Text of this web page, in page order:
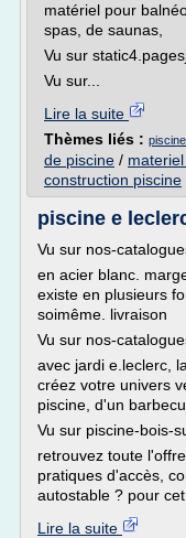
matériel pour
spas, de saunas,
Vu sur
Vu sur...
Lire la suite
Thèmes liés :
de piscine /
construction piscine
piscine e
Vu sur nos-
en acier blanc.
existe en plusieurs
soimême. livraison
Vu sur nos-
avec jardi e.leclerc,
créez votre univers
piscine, d'un
Vu sur piscine-bois-
retrouvez toute
pratiques d'accès,
autostable ? pour cet
Lire la suite